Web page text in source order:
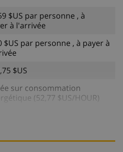
$US par personne , à
à l'arrivée
$US par personne , à payer à
$US
sur consommation
(52,77 $US/HOUR)